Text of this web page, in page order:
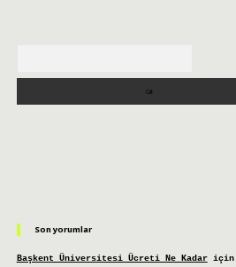
Son yorumlar
Başkent Üniversitesi Ücreti Ne Kadariçin